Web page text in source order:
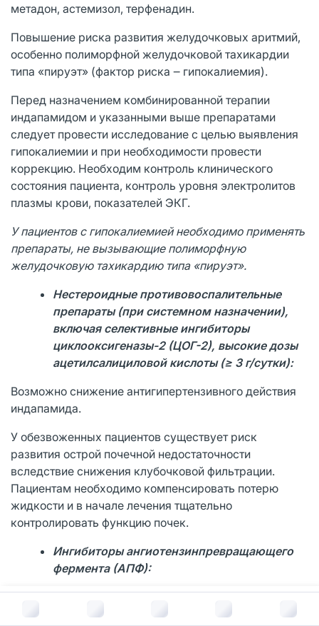
В корзину за
метадон, астемизол, терфенадин.
Повышение риска развития желудочковых аритмий,
особенно полиморфной желудочковой тахикардии
типа «пируэт» (фактор риска ‒ гипокалиемия).
Перед назначением комбинированной терапии
индапамидом и указанными выше препаратами
следует провести исследование с целью выявления
гипокалиемии и при необходимости провести
коррекцию. Необходим контроль клинического
состояния пациента, контроль уровня электролитов
плазмы крови, показателей ЭКГ.
У пациентов с гипокалиемией необходимо применять
препараты, не вызывающие полиморфную
желудочковую тахикардию типа «пируэт».
Нестероидные противовоспалительные
препараты (при системном назначении),
включая селективные ингибиторы
циклооксигеназы-2 (ЦОГ-2), высокие дозы
ацетилсалициловой кислоты (≥ 3 г/сутки):
Возможно снижение антигипертензивного действия
индапамида.
У обезвоженных пациентов существует риск
развития острой почечной недостаточности
вследствие снижения клубочковой фильтрации.
Пациентам необходимо компенсировать потерю
жидкости и в начале лечения тщательно
контролировать функцию почек.
Ингибиторы ангиотензинпревращающего
фермента (АПФ):
Назначение ингибиторов АПФ пациентам с
изначально сниженной концентрацией ионов натрия в